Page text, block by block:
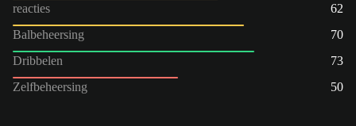
reacties
62
Balbeheersing
70
Dribbelen
73
Zelfbeheersing
50